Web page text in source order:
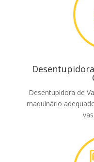
Desentupidora de
maquinário